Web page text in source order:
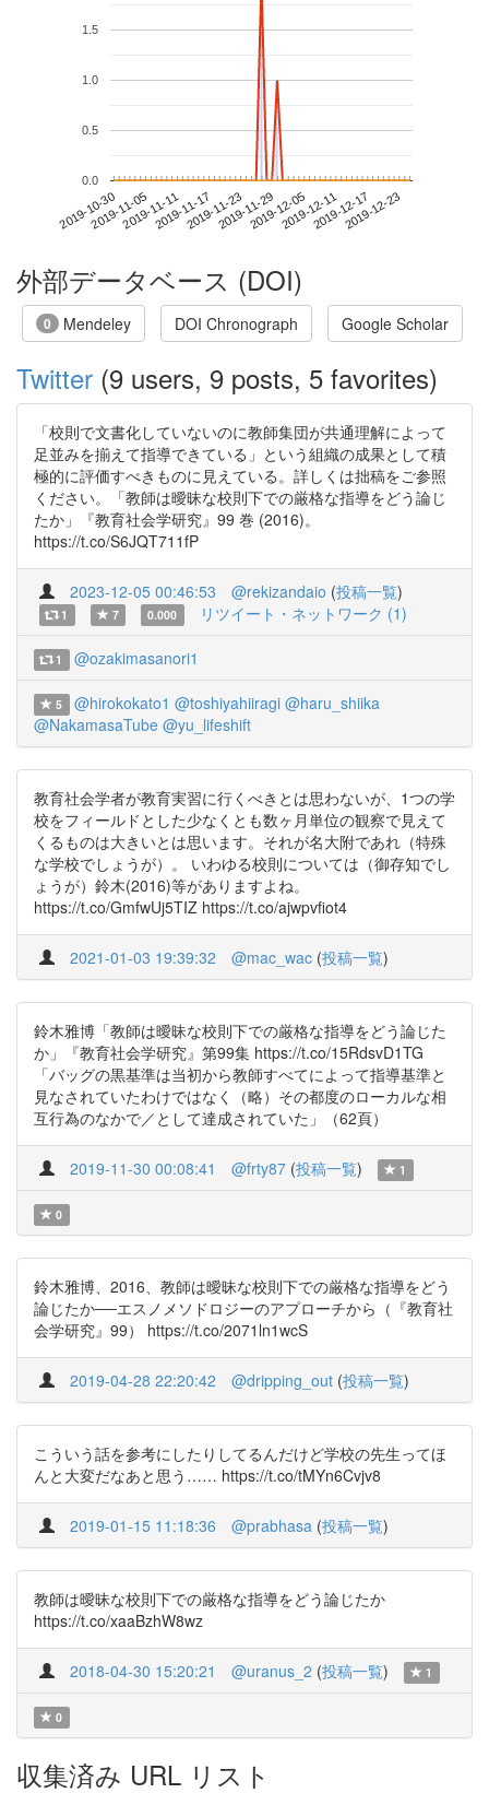
2019-10-302019-11-052019-11-112019-11-172019-11-232019-11-292019-12-052019-12-112019-12-172019-12-23
0.0
0.5
1.0
1.5
外部データベース (DOI)
0 Mendeley DOI Chronograph Google Scholar
Twitter (9 users, 9 posts, 5 favorites)
「校則で文書化していないのに教師集団が共通理解によって
足並みを揃えて指導できている」という組織の成果として積
極的に評価すべきものに見えている。詳しくは拙稿をご参照
ください。「教師は曖昧な校則下での厳格な指導をどう論じ
たか」『教育社会学研究』99 巻 (2016)。
https://t.co/S6JQT711fP
2023-12-05 00:46:53 @rekizandaio (投稿一覧)
1 7 0.000 リツイート・ネットワーク (1)
1 @ozakimasanori1
5 @hirokokato1 @toshiyahiiragi @haru_shiika
@NakamasaTube @yu_lifeshift
教育社会学者が教育実習に行くべきとは思わないが、1つの学
校をフィールドとした少なくとも数ヶ月単位の観察で見えて
くるものは大きいとは思います。それが名大附であれ（特殊
な学校でしょうが）。 いわゆる校則については（御存知でし
ょうが）鈴木(2016)等がありますよね。
https://t.co/GmfwUj5TIZ https://t.co/ajwpvfiot4
2021-01-03 19:39:32 @mac_wac (投稿一覧)
鈴木雅博「教師は曖昧な校則下での厳格な指導をどう論じた
か」『教育社会学研究』第99集 https://t.co/15RdsvD1TG
「バッグの黒基準は当初から教師すべてによって指導基準と
見なされていたわけではなく（略）その都度のローカルな相
互行為のなかで／として達成されていた」（62頁）
2019-11-30 00:08:41 @frty87 (投稿一覧) 1
0
鈴木雅博、2016、教師は曖昧な校則下での厳格な指導をどう
論じたか──エスノメソドロジーのアプローチから（『教育社
会学研究』99） https://t.co/2071ln1wcS
2019-04-28 22:20:42 @dripping_out (投稿一覧)
こういう話を参考にしたりしてるんだけど学校の先生ってほ
んと大変だなあと思う…… https://t.co/tMYn6Cvjv8
2019-01-15 11:18:36 @prabhasa (投稿一覧)
教師は曖昧な校則下での厳格な指導をどう論じたか
https://t.co/xaaBzhW8wz
2018-04-30 15:20:21 @uranus_2 (投稿一覧) 1
0
収集済み URL リスト